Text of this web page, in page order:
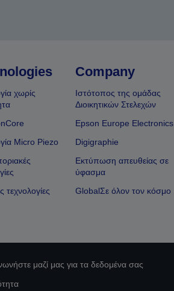
χωρίς
Micro Piezo
τεχνολογίες
Company
Ιστότοπος της ομάδας
Διοικητικών Στελεχών
Epson Europe Electronics
Digigraphie
Εκτύπωση απευθείας σε
ύφασμα
GlobalΣε όλον τον κόσμο
μαζί μας για τα δεδομένα σας